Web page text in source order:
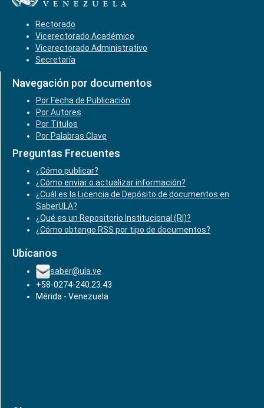
Rectorado
Vicerectorado Académico
Vicerectorado Administrativo
Secretaría
Navegación por documentos
Por Fecha de Publicación
Por Autores
Por Títulos
Por Palabras Clave
Preguntas Frecuentes
¿Cómo publicar?
¿Cómo enviar o actualizar información?
¿Cuál es la Licencia de Depósito de documentos en
SaberULA?
¿Qué es un Repositorio Institucional (RI)?
¿Cómo obtengo RSS por tipo de documentos?
Ubícanos
saber@ula.ve
+58-0274-240.23.43
Mérida - Venezuela